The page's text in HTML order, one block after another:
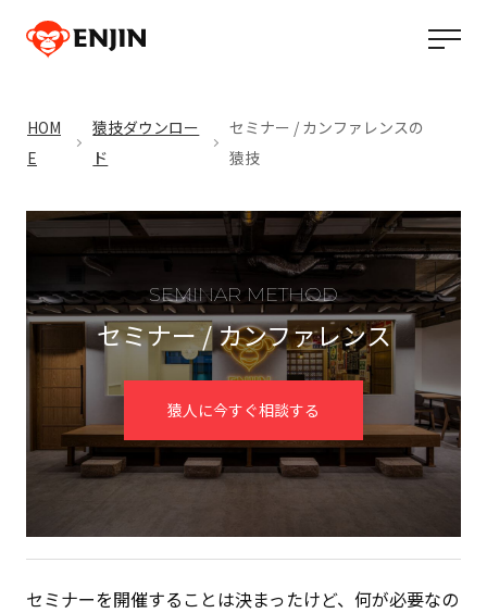
HOM
E
猿技ダウンロー
ド
セミナー / カンファレンスの
猿技
SEMINAR METHOD
セミナー / カンファレンス
猿人に今すぐ相談する
セミナーを開催することは決まったけど、何が必要なの